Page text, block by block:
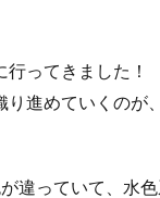
行ってきました！
進めていくのが
違っていて、水